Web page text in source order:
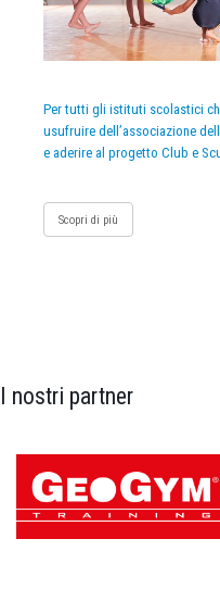
Per tutti gli istituti scolastici
usufruire dell’associazione
e aderire al progetto Club e
Scopri di più
I nostri partner